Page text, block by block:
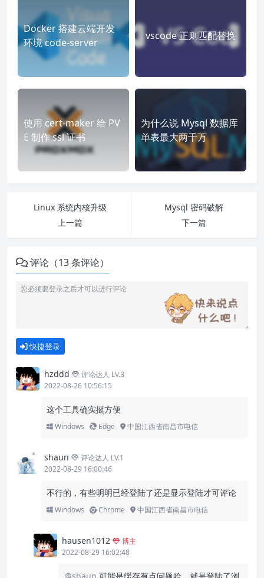
Docker 搭建云端开发
环境 code-server
vscode 正则匹配替换
使用 cert-maker 给 PV
E 制作 ssl 证书
为什么说 Mysql 数据库
单表最大两千万
Linux 系统内核升级
上一篇
Mysql 密码破解
下一篇
评论（13 条评论）
快捷登录
hzddd
评论达人 LV.3
2022-08-26 10:56:15
这个工具确实挺方便
Windows Edge 中国江西省南昌市电信
shaun
评论达人 LV.1
2022-08-29 16:00:46
不行的，有些明明已经登陆了还是显示登陆才可评论
Windows Chrome 中国江西省南昌市电信
hausen1012
博主
2022-08-29 16:02:48